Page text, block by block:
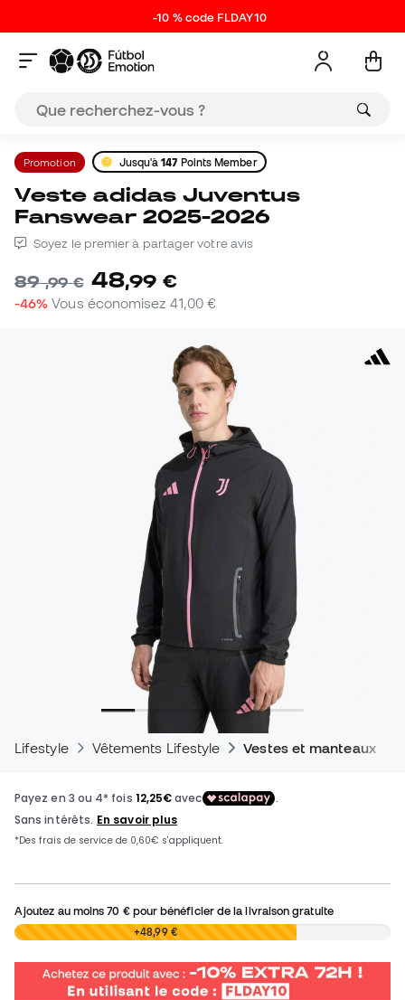
-10 % code FLDAY10
Promotion Jusqu'à147 Points Member
Veste adidas Juventus
Fanswear 2025-2026
Soyez le premier à partager votre avis
89,99 € 48,99 €
-46% Vous économisez 41,00 €
Lifestyle Vêtements Lifestyle Vestes et manteaux -
Ajoutez au moins70 €pour bénéficier de la livraison gratuite
0,00 € +48,99 €